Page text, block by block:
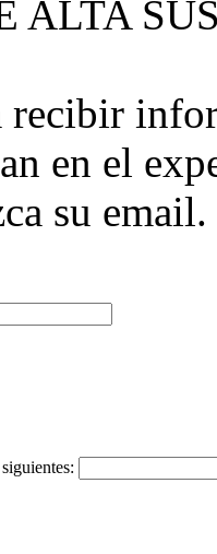
ALTA
recibir
en el
su email.